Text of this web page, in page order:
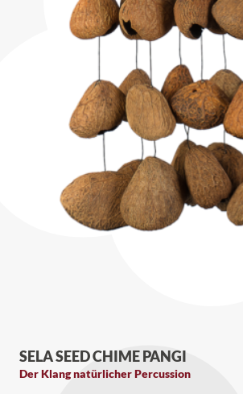
SELA SEED CHIME PANGI
Der Klang natürlicher Percussion